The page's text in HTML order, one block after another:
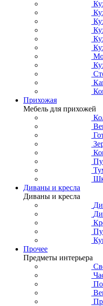
Прихожая
Мебель для прихожей
Диваны и кресла
Диваны и кресла
Прочее
Предметы интерьера